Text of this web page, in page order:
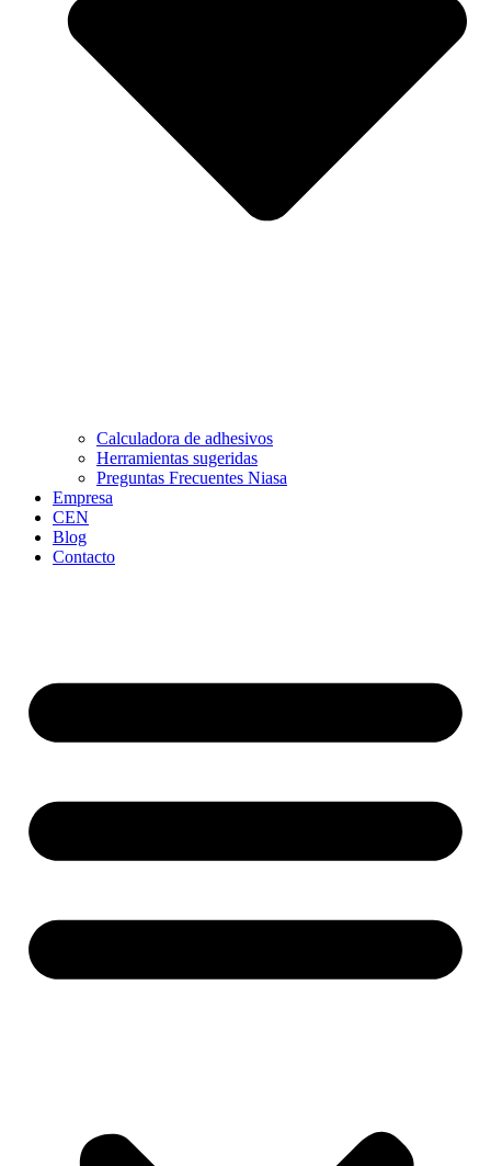
Calculadora de adhesivos
Herramientas sugeridas
Preguntas Frecuentes Niasa
Empresa
CEN
Blog
Contacto